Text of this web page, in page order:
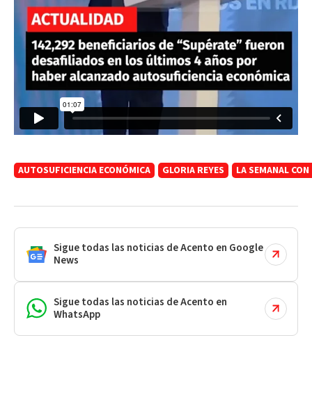
AUTOSUFICIENCIA ECONÓMICA GLORIA REYES LA SEMANAL
Sigue todas las noticias de Acento en Google
News
Sigue todas las noticias de Acento en
WhatsApp